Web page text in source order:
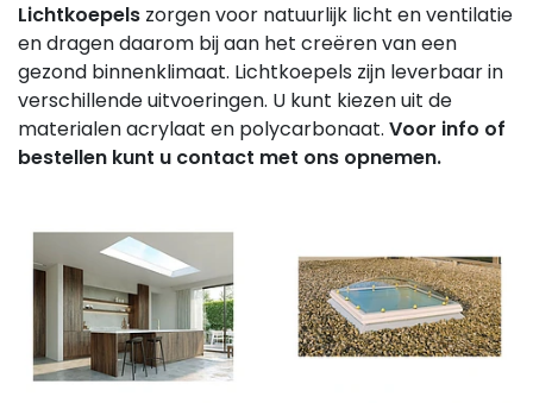
Lichtkoepels zorgen voor natuurlijk licht en ventilatie
en dragen daarom bij aan het creëren van een
gezond binnenklimaat. Lichtkoepels zijn leverbaar in
verschillende uitvoeringen. U kunt kiezen uit de
materialen acrylaat en polycarbonaat. Voor info of
bestellen kunt u contact met ons opnemen.